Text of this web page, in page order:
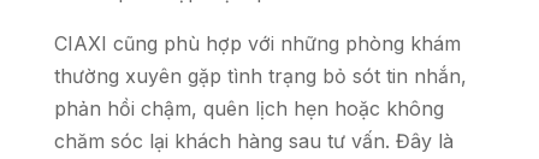
CIAXI cũng phù hợp với những phòng khám
thường xuyên gặp tình trạng bỏ sót tin nhắn,
phản hồi chậm, quên lịch hẹn hoặc không
chăm sóc lại khách hàng sau tư vấn. Đây là